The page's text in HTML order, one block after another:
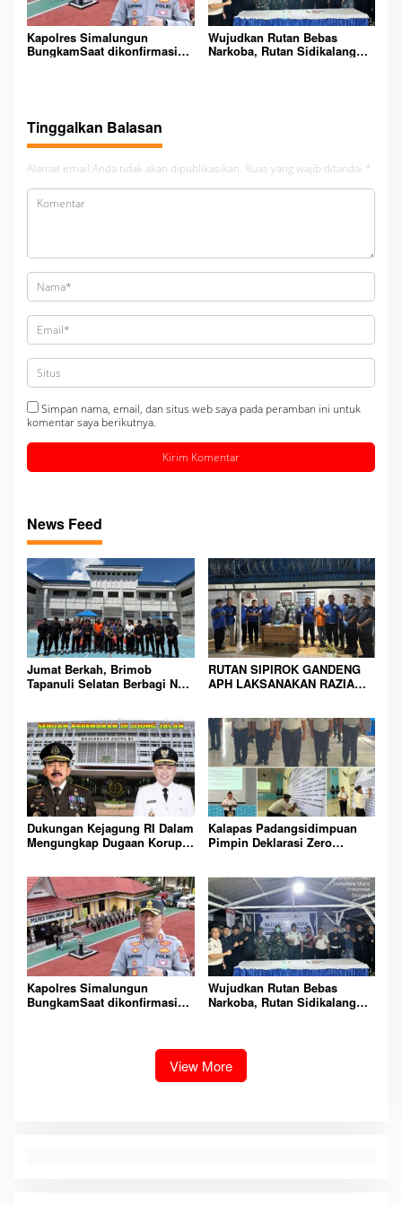
Kapolres Simalungun
BungkamSaat dikonfirmasi
Wujudkan Rutan Bebas
Narkoba, Rutan Sidikalang
Tinggalkan Balasan
Alamat email Anda tidak akan dipublikasikan. Ruas yang wajib ditandai *
Simpan nama, email, dan situs web saya pada peramban ini untuk
komentar saya berikutnya.
News Feed
Jumat Berkah, Brimob
Tapanuli Selatan Berbagi Nasi
RUTAN SIPIROK GANDENG
APH LAKSANAKAN RAZIA
LINGKUNGAN
PEMASYARAKATAN YANG
AMAN
Dukungan Kejagung RI Dalam
Mengungkap Dugaan Korupsi
Dan Tangkap!
Kalapas Padangsidimpuan
Pimpin Deklarasi Zero
Padangsidimpuan
Kapolres Simalungun
BungkamSaat dikonfirmasi
Dikecamatan gunung malela
Wujudkan Rutan Bebas
Narkoba, Rutan Sidikalang
View More